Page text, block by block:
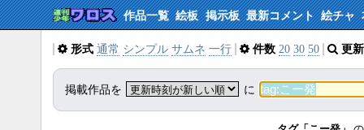
作品一覧 絵板 掲示板 最新コメント 絵チャ
形式 通常 シンプル サムネ 一行 件数 20 30 50 更
掲載作品を に